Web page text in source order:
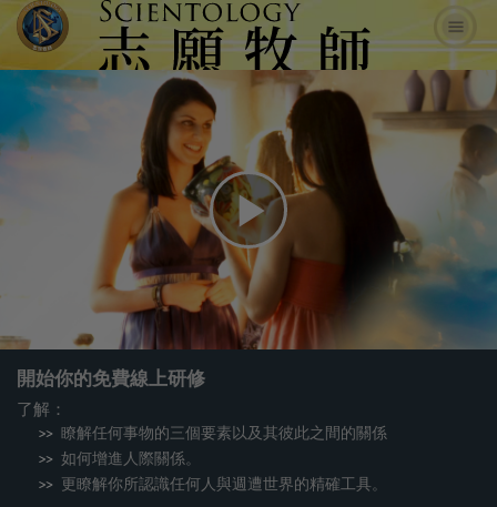
Play
Video
開始你的免費線上研修
了解：
瞭解任何事物的三個要素以及其彼此之間的關係
如何增進人際關係。
更瞭解你所認識任何人與週遭世界的精確工具。